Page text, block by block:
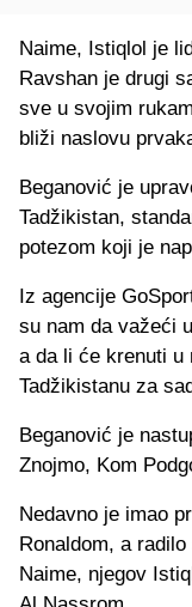
Naime, Istiqlol je
Ravshan je drugi
sve u svojim
bliži naslovu
Beganović je
Tadžikistan,
potezom koji je
Iz agencije
su nam da važeći
a da li će krenuti u
Tadžikistanu za
Beganović je
Znojmo, Kom
Nedavno je imao
Ronaldom, a
Naime, njegov